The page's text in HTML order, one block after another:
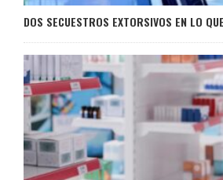
DOS SECUESTROS EXTORSIVOS EN LO